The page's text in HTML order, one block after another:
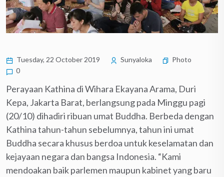
Tuesday, 22 October 2019 Sunyaloka
Photo
0
Perayaan Kathina di Wihara Ekayana Arama, Duri
Kepa, Jakarta Barat, berlangsung pada Minggu pagi
(20/10) dihadiri ribuan umat Buddha. Berbeda dengan
Kathina tahun-tahun sebelumnya, tahun ini umat
Buddha secara khusus berdoa untuk keselamatan dan
kejayaan negara dan bangsa Indonesia. “Kami
mendoakan baik parlemen maupun kabinet yang baru